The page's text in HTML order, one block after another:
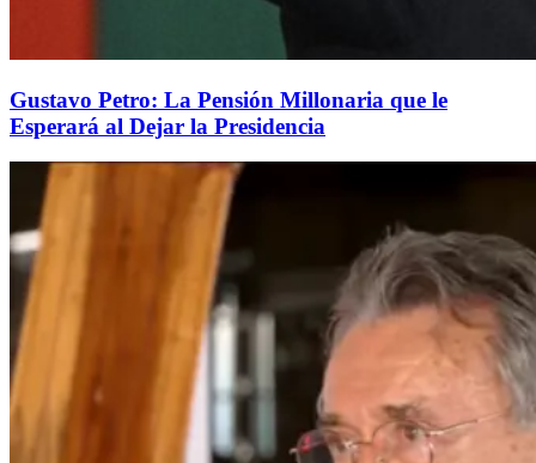
Gustavo Petro: La Pensión Millonaria que le
Esperará al Dejar la Presidencia